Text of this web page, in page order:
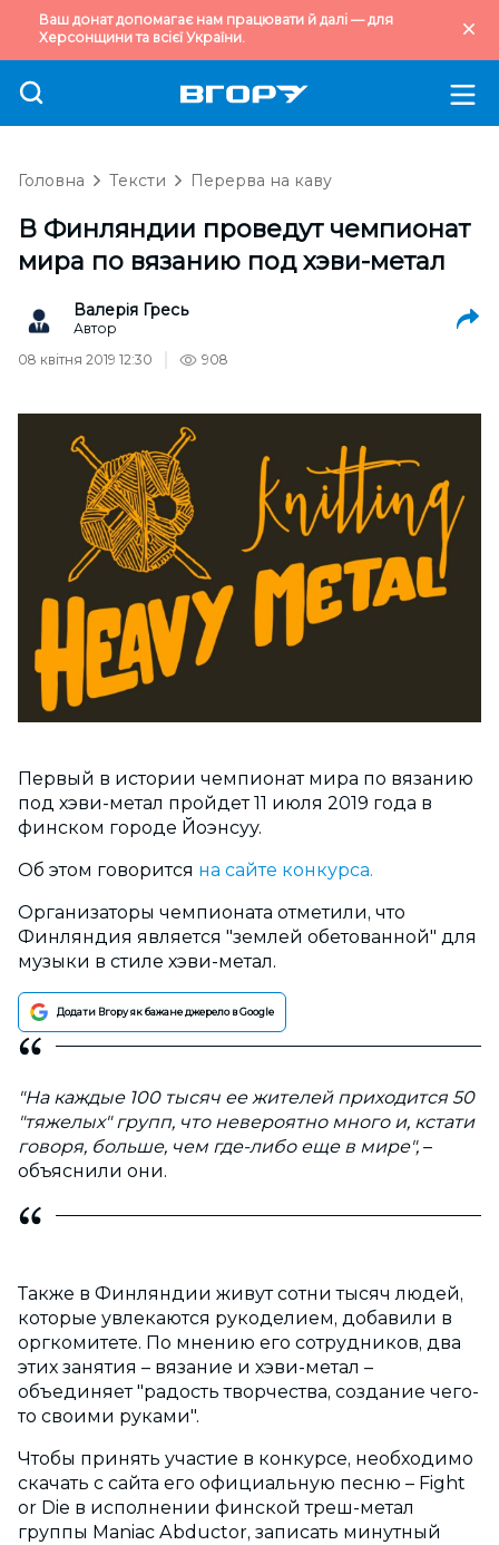
Ваш донат допомагає нам працювати й далі — для
Херсонщини та всієї України.
Головна Тексти Перерва на каву
В Финляндии проведут чемпионат
мира по вязанию под хэви-метал
Валерія Гресь
Автор
08 квітня 2019 12:30
908
Первый в истории чемпионат мира по вязанию
под хэви-метал пройдет 11 июля 2019 года в
финском городе Йоэнсуу.
Об этом говорится на сайте конкурса.
Организаторы чемпионата отметили, что
Финляндия является "землей обетованной" для
музыки в стиле хэви-метал.
Додати Вгору як бажане джерело в Google
"На каждые 100 тысяч ее жителей приходится 50
"тяжелых" групп, что невероятно много и, кстати
говоря, больше, чем где-либо еще в мире", –
объяснили они.
Также в Финляндии живут сотни тысяч людей,
которые увлекаются рукоделием, добавили в
оргкомитете. По мнению его сотрудников, два
этих занятия – вязание и хэви-метал –
объединяет "радость творчества, создание чего-
то своими руками".
Чтобы принять участие в конкурсе, необходимо
скачать с сайта его официальную песню – Fight
or Die в исполнении финской треш-метал
группы Maniac Abductor, записать минутный